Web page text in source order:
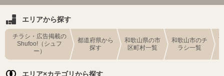
エリアから探す
チラシ・広告掲載の
Shufoo!（シュフ
ー）
都道府県から
探す
和歌山県の市
区町村一覧
和歌山市のチ
ラシ一覧
エリア×カテゴリから探す